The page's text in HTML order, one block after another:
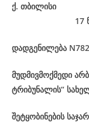
ქ. თბილისი
17
დადგენილება
მუდმივმოქმედი
ტრიბუნალის“
შეტყობინების